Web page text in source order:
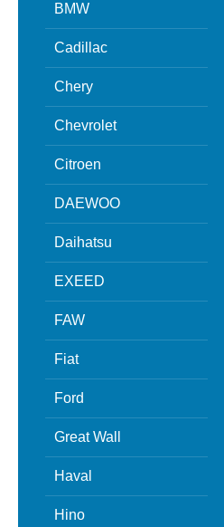
BMW
Cadillac
Chery
Chevrolet
Citroen
DAEWOO
Daihatsu
EXEED
FAW
Fiat
Ford
Great Wall
Haval
Hino